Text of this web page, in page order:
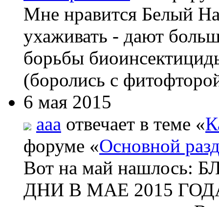
Мне нравится Белый
ухаживать - дают
борьбы
(боролись с
6 мая 2015
aaa отвечает в теме «
форуме «Основной
Вот на май
ДНИ В МАЕ 2015 ГОДА